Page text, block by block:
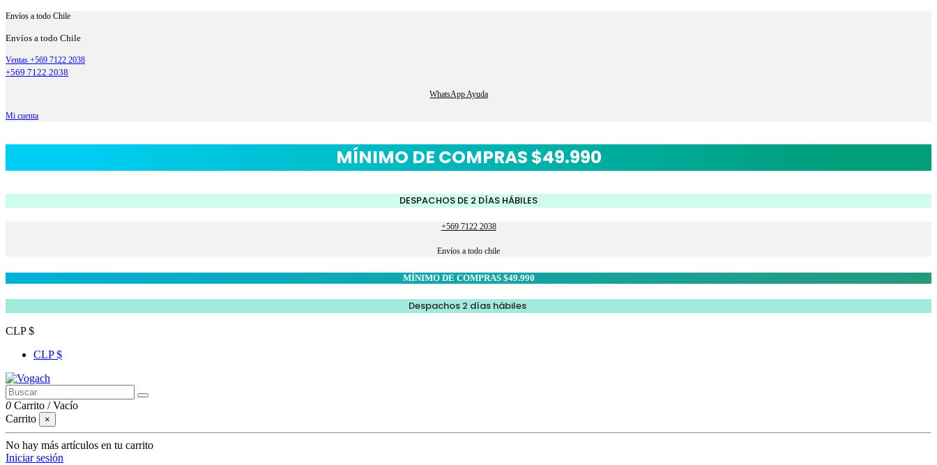
Envíos a todo Chile
Envíos a todo Chile
Ventas +569 7122 2038
+569 7122 2038
WhatsApp Ayuda
Mi cuenta
MÍNIMO DE COMPRAS $49.990
DESPACHOS DE 2 DÍAS HÁBILES
+569 7122 2038
Envíos a todo chile
MÍNIMO DE COMPRAS $49.990
Despachos 2 días hábiles
CLP $
CLP $
0 Carrito /Vacío
Carrito
×
No hay más artículos en tu carrito
Iniciar sesión